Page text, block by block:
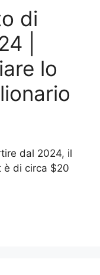
di
|
lo
dal 2024, il
è di circa $20